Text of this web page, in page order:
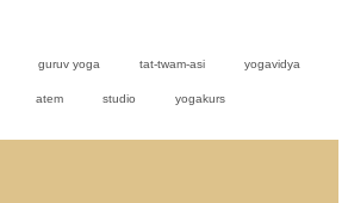
guruv yoga tat-twam-asi yogavidya
atem studio yogakurs